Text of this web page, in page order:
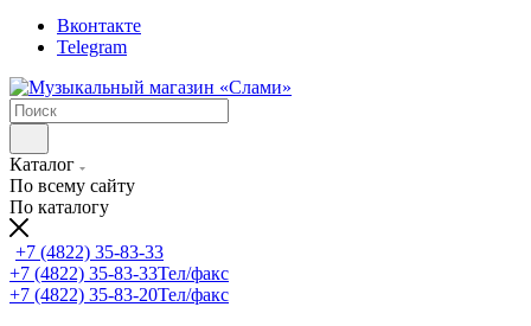
Вконтакте
Telegram
Каталог
По всему сайту
По каталогу
+7 (4822) 35-83-33
+7 (4822) 35-83-33Тел/факс
+7 (4822) 35-83-20Тел/факс